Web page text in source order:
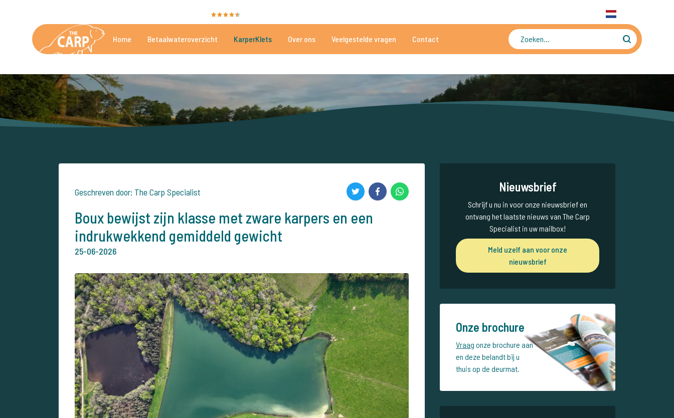
Home Betaalwateroverzicht KarperKlets Over ons Veelgestelde vragen Contact
Geschreven door: The Carp Specialist
Boux bewijst zijn klasse met zware karpers en een
indrukwekkend gemiddeld gewicht
25-06-2026
Nieuwsbrief
Schrijf u nu in voor onze nieuwsbrief en
ontvang het laatste nieuws van The Carp
Specialist in uw mailbox!
Meld uzelf aan voor onze
nieuwsbrief
Onze brochure
Vraag onze brochure aan
en deze belandt bij u
thuis op de deurmat.